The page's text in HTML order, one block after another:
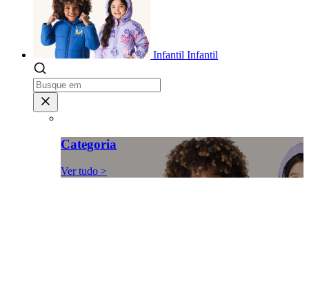
Infantil Infantil
Categoria
Ver tudo >